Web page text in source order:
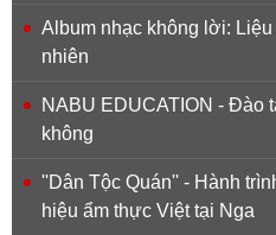
Album nhạc không lời:
nhiên
NABU EDUCATION - Đào
không
''Dân Tộc Quán'' - Hành
hiệu ẩm thực Việt tại Nga